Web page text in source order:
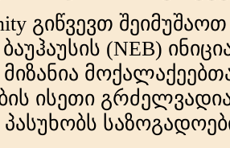
გიწვევთ
(NEB)
მიზანია
ისეთი